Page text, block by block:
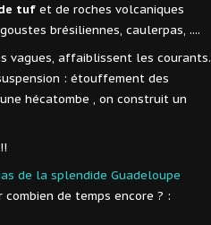
tuf et de roches volcaniques
brésiliennes, caulerpas, ....
vagues, affaiblissent les courants.
: étouffement des
hécatombe , on construit un
de la splendide Guadeloupe
de temps encore ? :